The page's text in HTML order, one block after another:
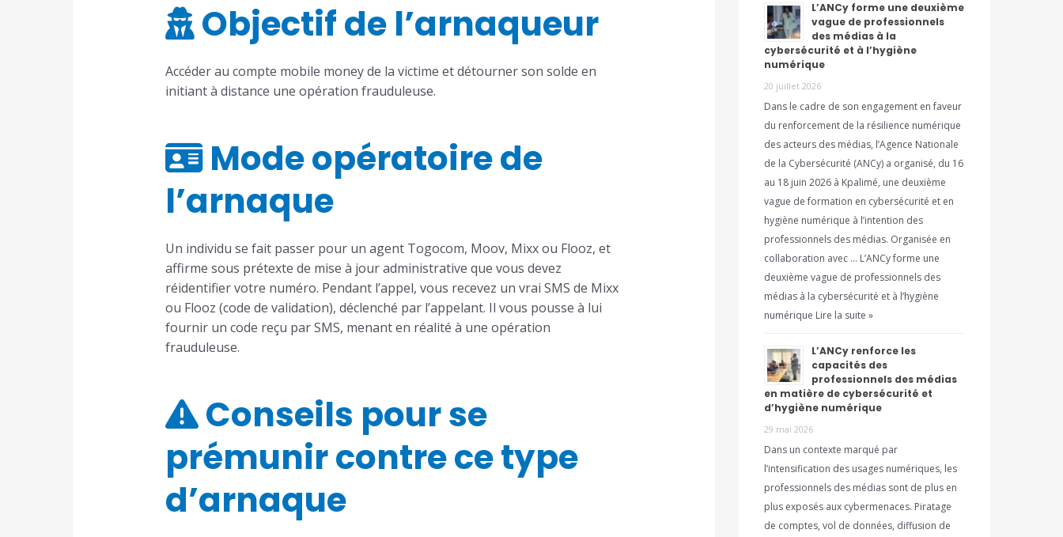
Objectif de l’arnaqueur
Accéder au compte mobile money de la victime et détourner son solde en
initiant à distance une opération frauduleuse.
Mode opératoire de
l’arnaque
Un individu se fait passer pour un agent Togocom, Moov, Mixx ou Flooz, et
affirme sous prétexte de mise à jour administrative que vous devez
réidentifier votre numéro. Pendant l’appel, vous recevez un vrai SMS de Mixx
ou Flooz (code de validation), déclenché par l’appelant. Il vous pousse à lui
fournir un code reçu par SMS, menant en réalité à une opération
frauduleuse.
Conseils pour se
prémunir contre ce type
d’arnaque
L’ANCy forme une deuxième
vague de professionnels
des médias à la
cybersécurité et à l’hygiène
numérique
20 juillet 2026
Dans le cadre de son engagement en faveur
du renforcement de la résilience numérique
des acteurs des médias, l’Agence Nationale
de la Cybersécurité (ANCy) a organisé, du 16
au 18 juin 2026 à Kpalimé, une deuxième
vague de formation en cybersécurité et en
hygiène numérique à l’intention des
professionnels des médias. Organisée en
collaboration avec … L’ANCy forme une
deuxième vague de professionnels des
médias à la cybersécurité et à l’hygiène
numérique Lire la suite »
L’ANCy renforce les
capacités des
professionnels des médias
en matière de cybersécurité et
d’hygiène numérique
29 mai 2026
Dans un contexte marqué par
l’intensification des usages numériques, les
professionnels des médias sont de plus en
plus exposés aux cybermenaces. Piratage
de comptes, vol de données, diffusion de